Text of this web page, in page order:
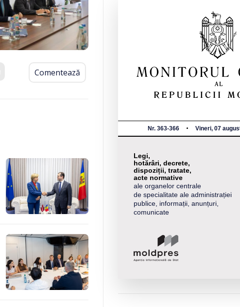
Comentează
Nr. 363-366 Vineri, 07
Legi,
hotărâri, decrete,
dispoziții, tratate,
acte normative
ale organelor centrale
de specialitate ale administrației
publice, informații, anunțuri,
comunicate